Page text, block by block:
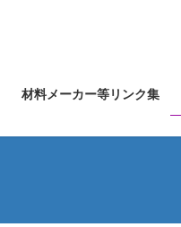
材料メーカー等リンク集